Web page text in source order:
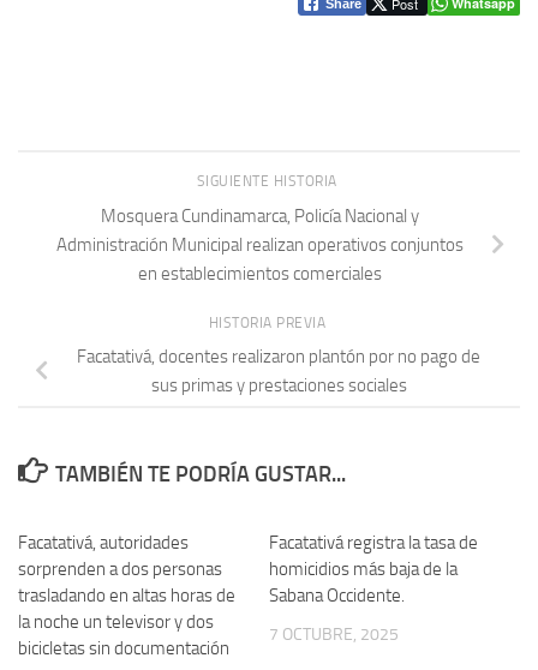
Share
SIGUIENTE HISTORIA
Mosquera Cundinamarca, Policía Nacional y
Administración Municipal realizan operativos conjuntos
en establecimientos comerciales
HISTORIA PREVIA
Facatativá, docentes realizaron plantón por no pago de
sus primas y prestaciones sociales
TAMBIÉN TE PODRÍA GUSTAR...
Facatativá, autoridades
sorprenden a dos personas
trasladando en altas horas de
la noche un televisor y dos
bicicletas sin documentación
Facatativá registra la tasa de
homicidios más baja de la
Sabana Occidente.
7 OCTUBRE, 2025